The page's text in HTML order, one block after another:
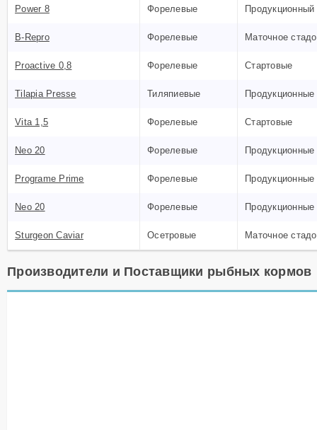
Power 8 Форелевые Продукционный
B-Repro Форелевые Маточное стадо
Proactive 0,8 Форелевые Стартовые
Tilapia Presse Тиляпиевые Продукционные
Vita 1,5 Форелевые Стартовые
Neo 20 Форелевые Продукционные
Programe Prime Форелевые Продукционные
Neo 20 Форелевые Продукционные
Sturgeon Caviar Осетровые Маточное стадо
Производители и Поставщики рыбных кормов